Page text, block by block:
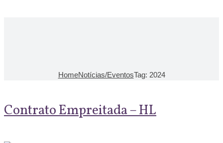
HomeNotícias/EventosTag: 2024
Contrato Empreitada – HL